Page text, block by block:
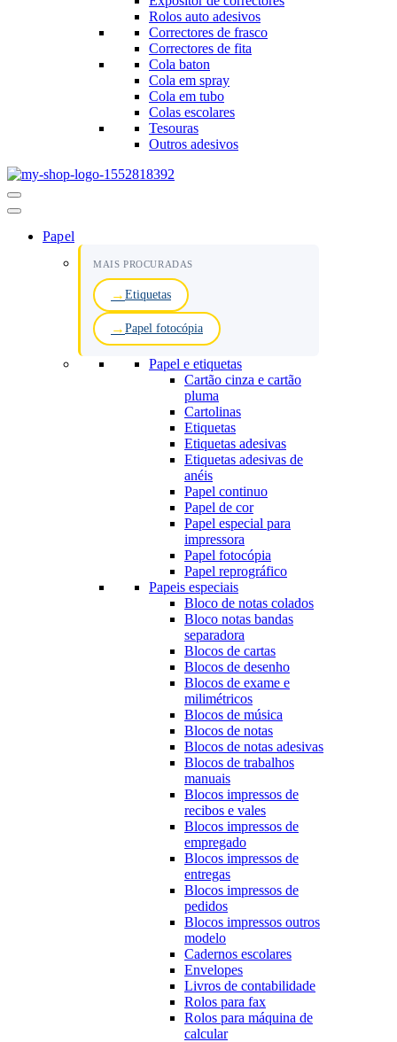
Rolos auto adesivos
Correctores de frasco
Correctores de fita
Cola baton
Cola em spray
Cola em tubo
Colas escolares
Tesouras
Outros adesivos
Menu
de
Papel
MAIS PROCURADAS
Etiquetas
Papel fotocópia
Papel e etiquetas
Cartão cinza e cartão
pluma
Cartolinas
Etiquetas
Etiquetas adesivas
Etiquetas adesivas de
anéis
Papel continuo
Papel de cor
Papel especial para
impressora
Papel fotocópia
Papel reprográfico
Papeis especiais
Bloco de notas colados
Bloco notas bandas
separadora
Blocos de cartas
Blocos de desenho
Blocos de exame e
milimétricos
Blocos de música
Blocos de notas
Blocos de notas adesivas
Blocos de trabalhos
manuais
Blocos impressos de
recibos e vales
Blocos impressos de
empregado
Blocos impressos de
entregas
Blocos impressos de
pedidos
Blocos impressos outros
modelo
Cadernos escolares
Envelopes
Livros de contabilidade
Rolos para fax
Rolos para máquina de
calcular